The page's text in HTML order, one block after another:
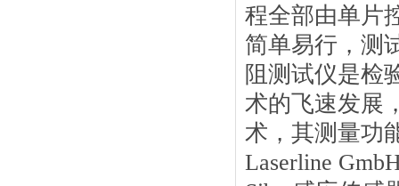
程全部由单片
简单易行，测
阻测试仪是检
术的飞速发展
术，其测量功
Laserline